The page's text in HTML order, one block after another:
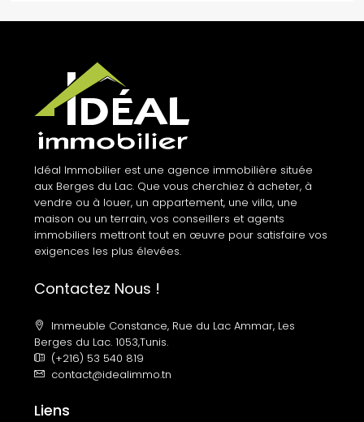
Idéal Immobilier est une agence immobilière située
aux Berges du Lac. Que vous cherchiez à acheter, à
vendre ou à louer, un appartement, une villa, une
maison ou un terrain, vos conseillers et agents
immobiliers mettront tout en œuvre pour satisfaire vos
exigences les plus élevées.
Contactez Nous !
Immeuble Constance, Rue du Lac Ammar, Les
Berges du Lac. 1053,Tunis.
(+216) 53 540 819
contact@idealimmo.tn
Liens